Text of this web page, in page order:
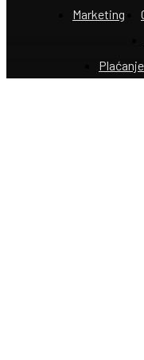
Marketing